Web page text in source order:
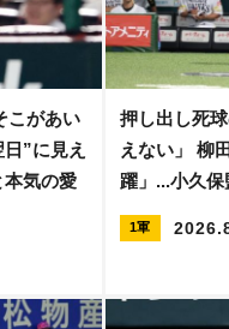
こがあい
”に見え
本気の愛
押し出し死
えない」 柳
躍」...小久
1軍